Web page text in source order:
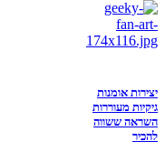
יצירות אומנות
גיקיות מעוררות
השראה ששווה
להכיר